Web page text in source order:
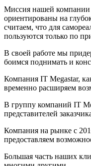
Миссия нашей компании
ориентированы на
считаем, что для
пользуются только по
В своей работе мы
боимся поднимать и
Компания IT Megastar,
временно расширяем
В группу компаний IT
представителей
Компания на рынке с
предоставляем
Большая часть наших